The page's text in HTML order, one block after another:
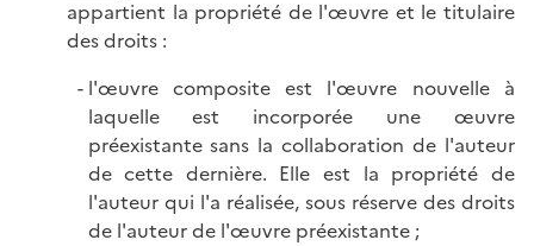
appartient la propriété de l'œuvre et le titulaire
des droits :
l'œuvre composite est l'œuvre nouvelle à
laquelle est incorporée une œuvre
préexistante sans la collaboration de l'auteur
de cette dernière. Elle est la propriété de
l'auteur qui l'a réalisée, sous réserve des droits
de l'auteur de l'œuvre préexistante ;